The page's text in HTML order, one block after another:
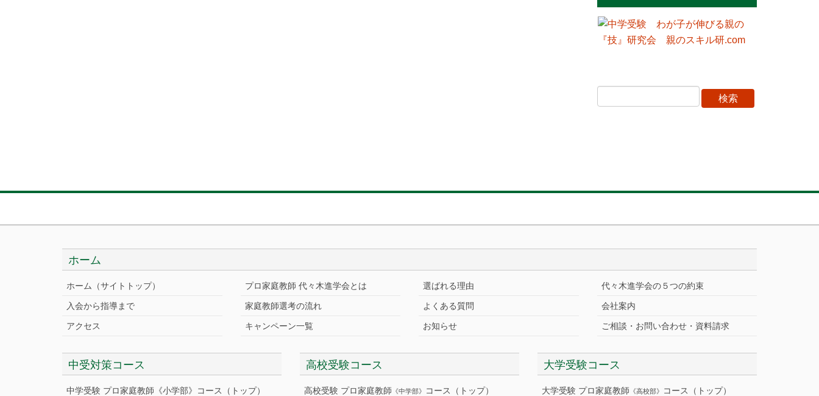
ホーム
ホーム（サイトトップ） プロ家庭教師 代々木進学会とは 選ばれる理由 代々木進学会の５つの約束
入会から指導まで 家庭教師選考の流れ よくある質問 会社案内
アクセス キャンペーン一覧 お知らせ ご相談・お問い合わせ・資料請求
中受対策コース
中学受験 プロ家庭教師《小学部》 コース （トップ）
高校受験コース
高校受験 プロ家庭教師 《中学部》 コース（トップ）
大学受験コース
大学受験 プロ家庭教師 《高校部》 コース（トップ）